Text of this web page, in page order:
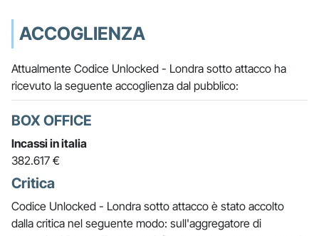
ACCOGLIENZA
Attualmente Codice Unlocked - Londra sotto attacco ha
ricevuto la seguente accoglienza dal pubblico:
BOX OFFICE
Incassi in italia
382.617 €
Critica
Codice Unlocked - Londra sotto attacco è stato accolto
dalla critica nel seguente modo: sull'aggregatore di